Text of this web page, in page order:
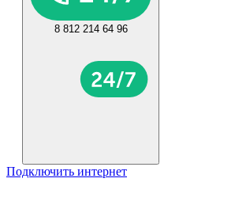
8 812 214 64 96
Подключить интернет